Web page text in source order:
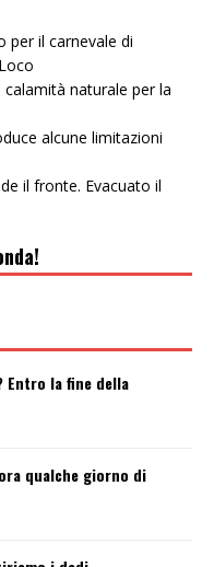
per il carnevale di
naturale per la
alcune limitazioni
il fronte. Evacuato il
Entro la fine della
qualche giorno di